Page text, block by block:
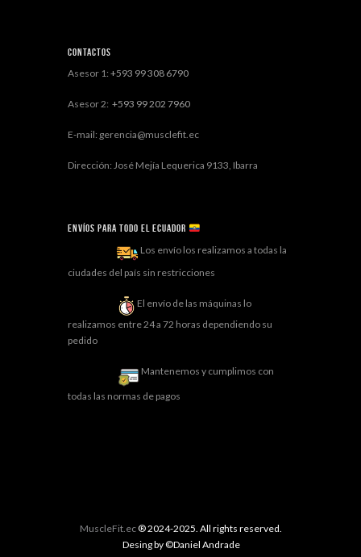
Contactos
Asesor 1: +593 99 308 6790
Asesor 2: +593 99 202 7960
E-mail: gerencia@musclefit.ec
Dirección: José Mejía Lequerica 9133, Ibarra
Envíos para todo el ECUADOR
Los envío los realizamos a todas la
ciudades del país sin restricciones
El envío de las máquinas lo
realizamos entre 24 a 72 horas dependiendo su
pedido
Mantenemos y cumplimos con
todas las normas de pagos
MuscleFit.ec® 2024-2025. All rights reserved.
Desing by ©Daniel Andrade